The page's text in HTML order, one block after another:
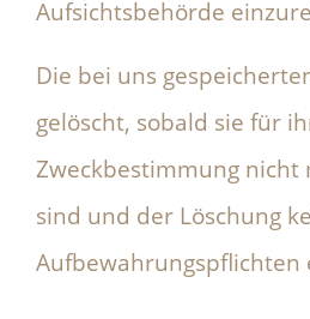
Aufsichtsbehörde
Die bei uns
gelöscht, sobald sie für
Zweckbestimmung
sind und der Löschung
Aufbewahrungspflichten